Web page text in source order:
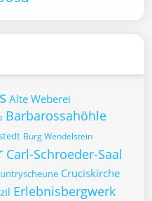
Alte Weberei
Barbarossahöhle
Burg Wendelstein
Carl-Schroeder-Saal
Cruciskirche
Erlebnisbergwerk